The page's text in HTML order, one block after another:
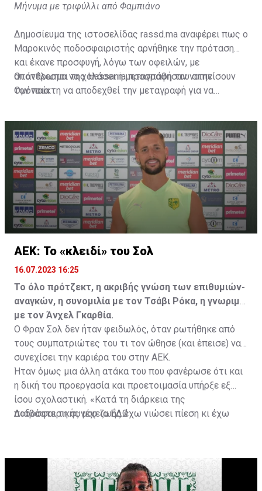
Μήνυμα με τριφύλλι από Φαμπιάνο
Δημοσίευμα της ιστοσελίδας rassd.ma αναφέρει πως ο
Μαροκινός ποδοσφαιριστής αρνήθηκε την πρόταση
και έκανε προσφυγή, λόγω των οφειλών, με
αποτέλεσμα να χαλάσει η μεταγραφή του στην
Ομόνοια.
Οι άνθρωποι της Hassania προσπάθησαν να πείσουν
τον παίκτη να αποδεχθεί την μεταγραφή για να
μετακίνησή του, αλλά ο παίκτης αρνήθηκε και επέμεινε
να λύσει το συμβόλαιό του, ώστε να μετακομίσει
ελεύθερα σε οποιαδήποτε νέα ομάδα το τρέχον
καλοκαίρι.
ΑΕΚ: Το «κλειδί» του Σολ
16.07.2023 16:25
Το όλο πρότζεκτ, η ακριβής γνώση των επιθυμιών-
αναγκών, η συνομιλία με τον Τσάβι Ρόκα, η γνωριμία
με τον Άνχελ Γκαρθία.
Ο Φραν Σολ δεν ήταν φειδωλός, όταν ρωτήθηκε από
τους συμπατριώτες του τι τον ώθησε (και έπεισε) να
συνεχίσει την καριέρα του στην ΑΕΚ.
Ήταν όμως μια άλλη ατάκα του που φανέρωσε ότι και
η δική του προεργασία και προετοιμασία υπήρξε εξ
ίσου σχολαστική. «Κατά τη διάρκεια της
ποδοσφαιρικής μου ζωής έχω νιώσει πίεση κι έχω
31χρονος άσος.
Διαβάστε τη συνέχειαΕΔΩ